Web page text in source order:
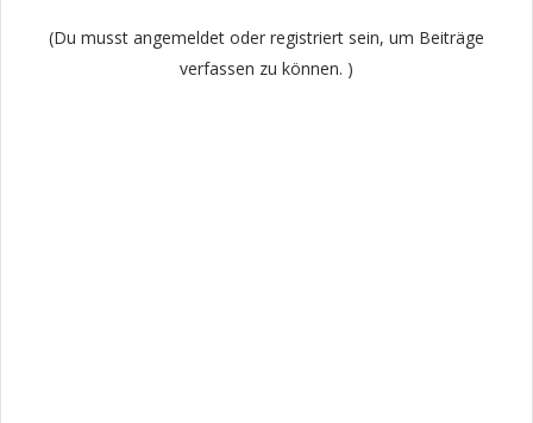
(Du musst angemeldet oder registriert sein, um Beiträge
verfassen zu können. )